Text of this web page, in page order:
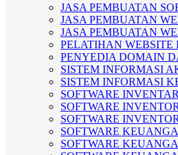
JASA PEMBUATAN
JASA PEMBUATAN
JASA PEMBUATAN
PELATIHAN
PENYEDIA DOMAIN
SISTEM INFORMASI
SISTEM INFORMASI
SOFTWARE
SOFTWARE
SOFTWARE
SOFTWARE
SOFTWARE